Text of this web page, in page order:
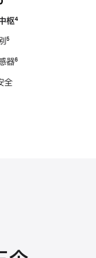
枢脚
⁴
脚
⁵
器脚
⁶
全